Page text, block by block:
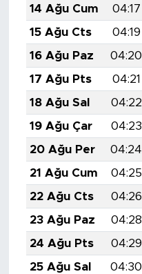
14 Ağu Cum
04:17
15 Ağu Cts
04:19
16 Ağu Paz
04:20
17 Ağu Pts
04:21
18 Ağu Sal
04:22
19 Ağu Çar
04:23
20 Ağu Per
04:24
21 Ağu Cum
04:25
22 Ağu Cts
04:26
23 Ağu Paz
04:28
24 Ağu Pts
04:29
25 Ağu Sal
04:30